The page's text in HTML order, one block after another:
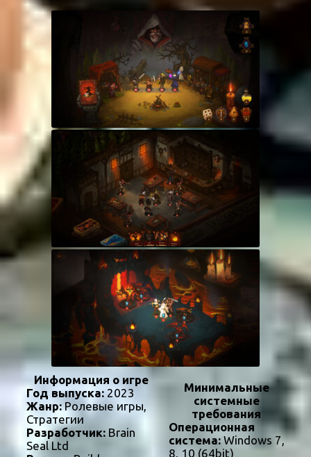
Информация о игре
Год выпуска: 2023
Жанр:Ролевые игры,
Стратегии
Разработчик: Brain
Seal Ltd
Минимальные
системные
требования
Операционная
система:Windows 7,
8, 10 (64bit)